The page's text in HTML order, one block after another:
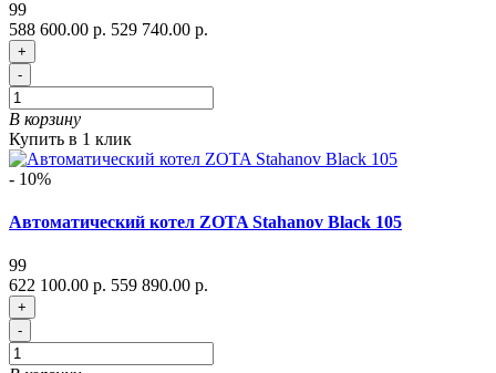
99
588 600.00 р. 529 740.00 р.
+
-
В корзину
Купить в 1 клик
- 10%
Автоматический котел ZOTA Stahanov Black 105
99
622 100.00 р. 559 890.00 р.
+
-